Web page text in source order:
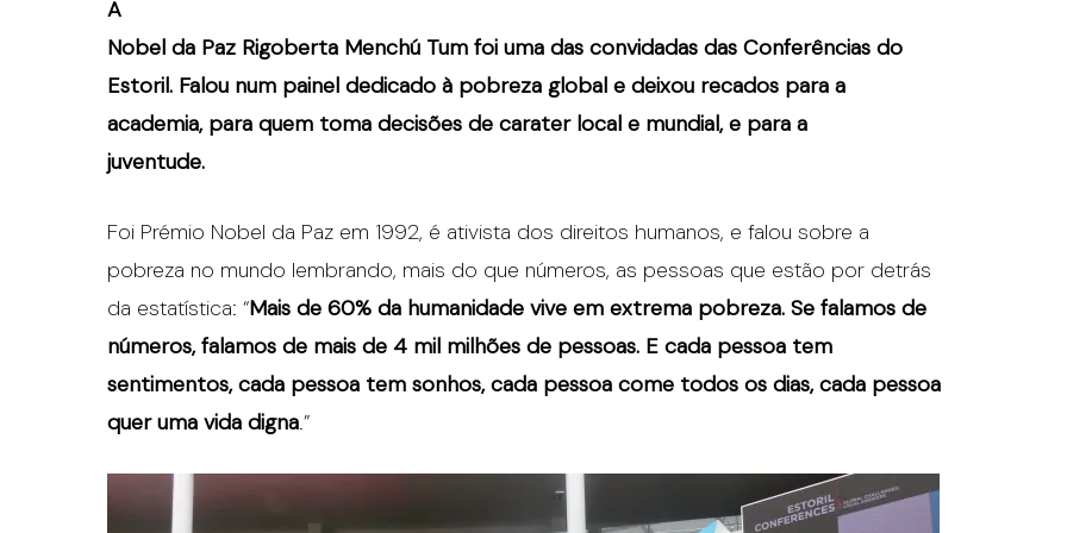
A
Nobel da Paz Rigoberta Menchú Tum foi uma das convidadas das Conferências do
Estoril. Falou num painel dedicado à pobreza global e deixou recados para a
academia, para quem toma decisões de carater local e mundial, e para a
juventude.
Foi Prémio Nobel da Paz em 1992, é ativista dos direitos humanos, e falou sobre a
pobreza no mundo lembrando, mais do que números, as pessoas que estão por detrás
da estatística: “Mais de 60% da humanidade vive em extrema pobreza. Se falamos de
números, falamos de mais de 4 mil milhões de pessoas. E cada pessoa tem
sentimentos, cada pessoa tem sonhos, cada pessoa come todos os dias, cada pessoa
quer uma vida digna.”